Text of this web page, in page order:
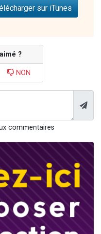
sur iTunes
?
NON
commentaires